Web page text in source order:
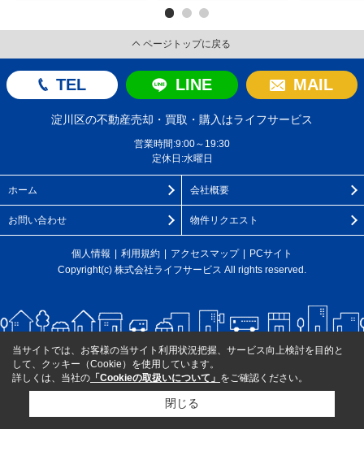
ページトップに戻る
TEL LINE MAIL
淀川区の不動産売却・買取・購入はライフサービス
営業時間:9:00～19:30
定休日:水曜日
ホーム 会社概要
お問い合わせ 物件リクエスト
個人情報 利用規約 アクセスマップ
PCサイト
Copyright(c) 株式会社ライフサービス All rights reserved.
当サイトでは、お客様の当サイト利用状況把握、サービス向上検討を目的と
して、クッキー（Cookie）を使用しています。
詳しくは、当社の 「Cookieの取扱いについて」 をご確認ください。
閉じる